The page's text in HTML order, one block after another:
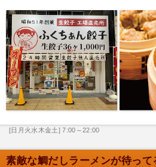
[日月火水木金土] 7:00～22:00
素敵な鯛だしラーメンが待って